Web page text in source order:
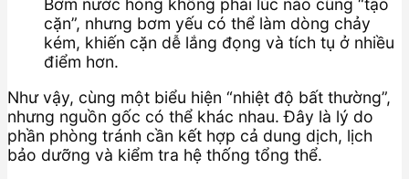
Bơm nước hỏng không phải lúc nào cũng “tạo
cặn”, nhưng bơm yếu có thể làm dòng chảy
kém, khiến cặn dễ lắng đọng và tích tụ ở nhiều
điểm hơn.
Như vậy, cùng một biểu hiện “nhiệt độ bất thường”,
nhưng nguồn gốc có thể khác nhau. Đây là lý do
phần phòng tránh cần kết hợp cả dung dịch, lịch
bảo dưỡng và kiểm tra hệ thống tổng thể.